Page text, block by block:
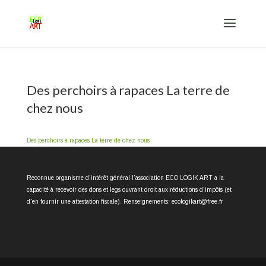
Des perchoirs à rapaces La terre de
chez nous
Des perchoirs à rapaces La terre de chez nous
Reconnue organisme d'intérêt général l'association ECO LOGIK ART a la
capacité à recevoir des dons et legs ouvrant droit aux réductions d'impôts (et
d'en fournir une attestation fiscale). Renseignements: ecologikart@free.fr